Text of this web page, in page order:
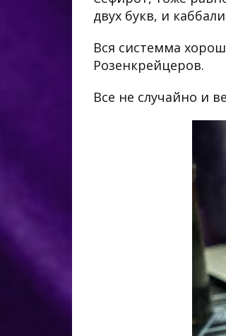
двух букв, и
Вся системма
Розенкрейцеров.
Все не случайно и